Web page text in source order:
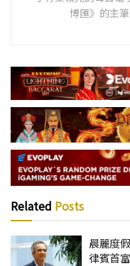
博匯》的主
Related Posts
晨麗度
律賓首